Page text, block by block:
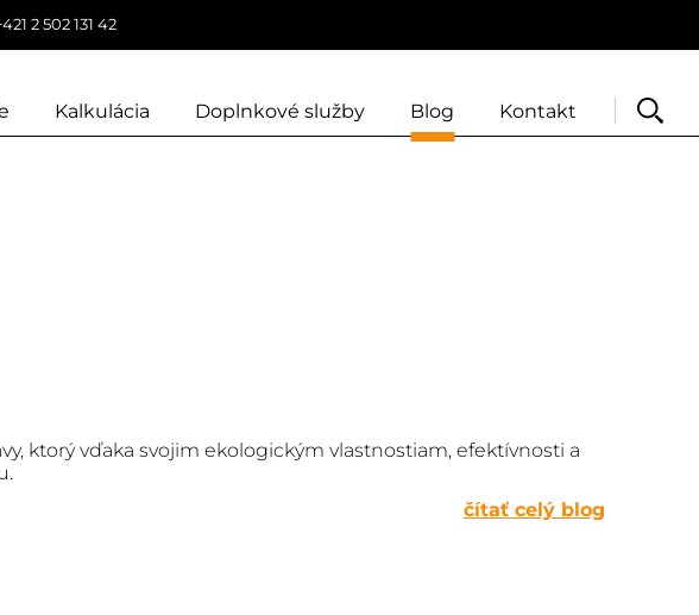
2 502 131 42
Kalkulácia Doplnkové služby Blog Kontakt
ktorý vďaka svojim ekologickým vlastnostiam, efektívnosti a
čítať celý blog